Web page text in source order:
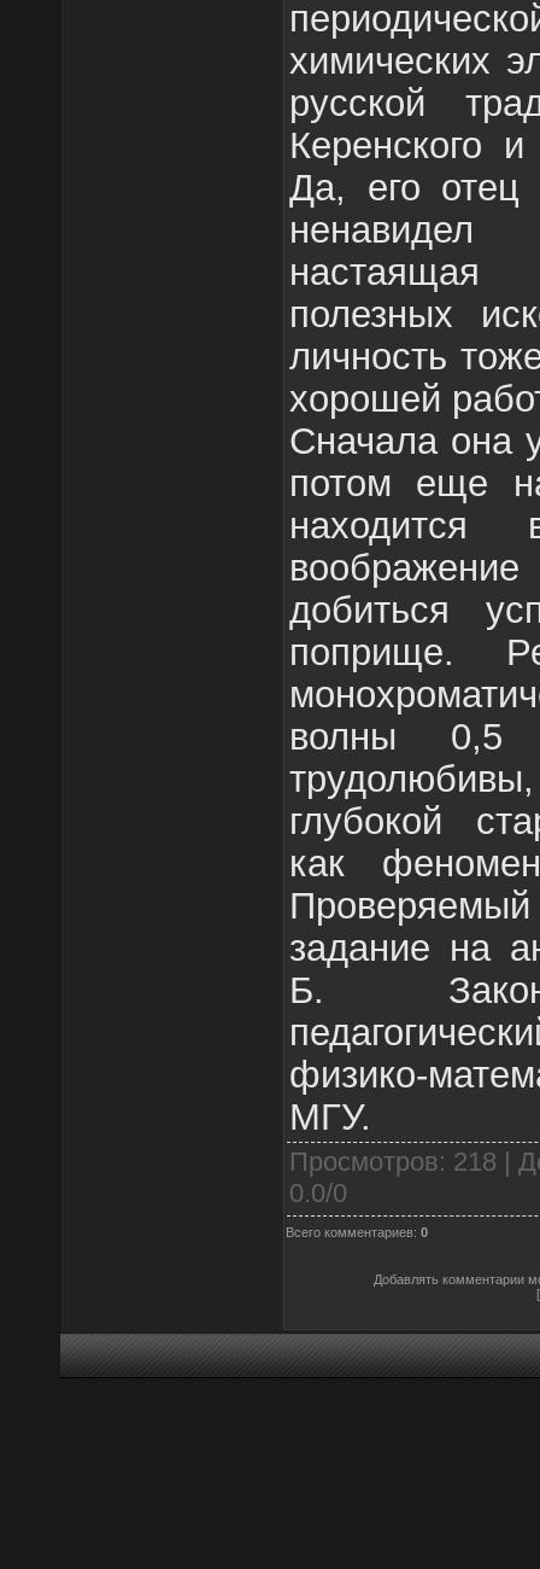
химических
русской
Керенского
Да, его отец
настаящая
полезных
личность
хорошей
Сначала она
потом еще
находится
добиться
поприще.
волны
глубокой
как
задание на
Б.
физико-
МГУ.
Просмотров: 218 |
0.0/0
Всего комментариев: 0
Добавлять комментарии